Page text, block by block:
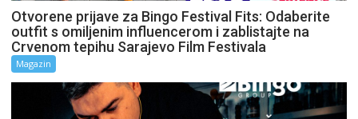
Otvorene prijave za Bingo Festival Fits: Odaberite
outfit s omiljenim influencerom i zablistajte na
Crvenom tepihu Sarajevo Film Festivala
Magazin